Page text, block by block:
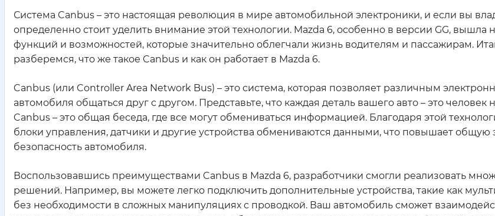
Система Canbus – это настоящая революция в мире автомобильной электроники, и если вы
определенно стоит уделить внимание этой технологии. Mazda 6, особенно в версии GG, вышла
функций и возможностей, которые значительно облегчали жизнь водителям и пассажирам.
разберемся, что же такое Canbus и как он работает в Mazda 6.
Canbus (или Controller Area Network Bus) – это система, которая позволяет различным
автомобиля общаться друг с другом. Представьте, что каждая деталь вашего авто – это человек
Canbus – это общая беседа, где все могут обмениваться информацией. Благодаря этой
блоки управления, датчики и другие устройства обмениваются данными, что повышает общую
безопасность автомобиля.
Воспользовавшись преимуществами Canbus в Mazda 6, разработчики смогли реализовать
решений. Например, вы можете легко подключить дополнительные устройства, такие как
без необходимости в сложных манипуляциях с проводкой. Ваш автомобиль сможет